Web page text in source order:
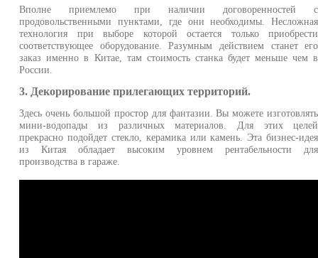
Вполне приемлемо при наличии договоренностей с
продовольственными пунктами, где они необходимы. Несложная
технология при выборе которой остается только приобрести
соответствующее оборудование. Разумным действием станет его
заказ именно в Китае, там стоимость станка будет меньше чем в
России.
3. Декорирование прилегающих территорий.
Здесь очень большой простор для фантазии. Вы можете изготовлять
мини-водопады из различных материалов. Для этих целей
прекрасно подойдет стекло, керамика или камень. Эта бизнес-идея
из Китая обладает высоким уровнем рентабельности для
производства в гараже.